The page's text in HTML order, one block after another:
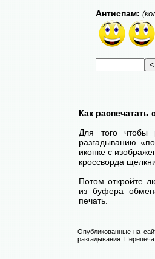
Антиспам:
Как
Для того чтобы
разгадыванию
иконке с
кроссворда
Потом откройте
из буфера
печать.
Опубликованные на
разгадывания.